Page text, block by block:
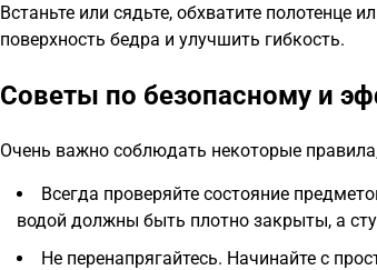
Встаньте или сядьте, обхватите полотенце
поверхность бедра и улучшить гибкость.
Советы по безопасному и
Очень важно соблюдать некоторые
Всегда проверяйте состояние
водой должны быть плотно закрыты, а
Не перенапрягайтесь. Начинайте с